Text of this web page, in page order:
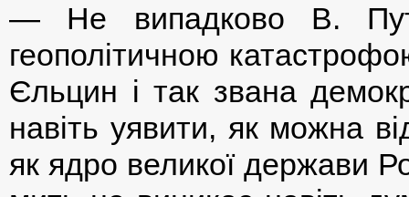
— Не випадково В.
геополітичною
Єльцин і так звана
навіть уявити, як можна
як ядро великої держави